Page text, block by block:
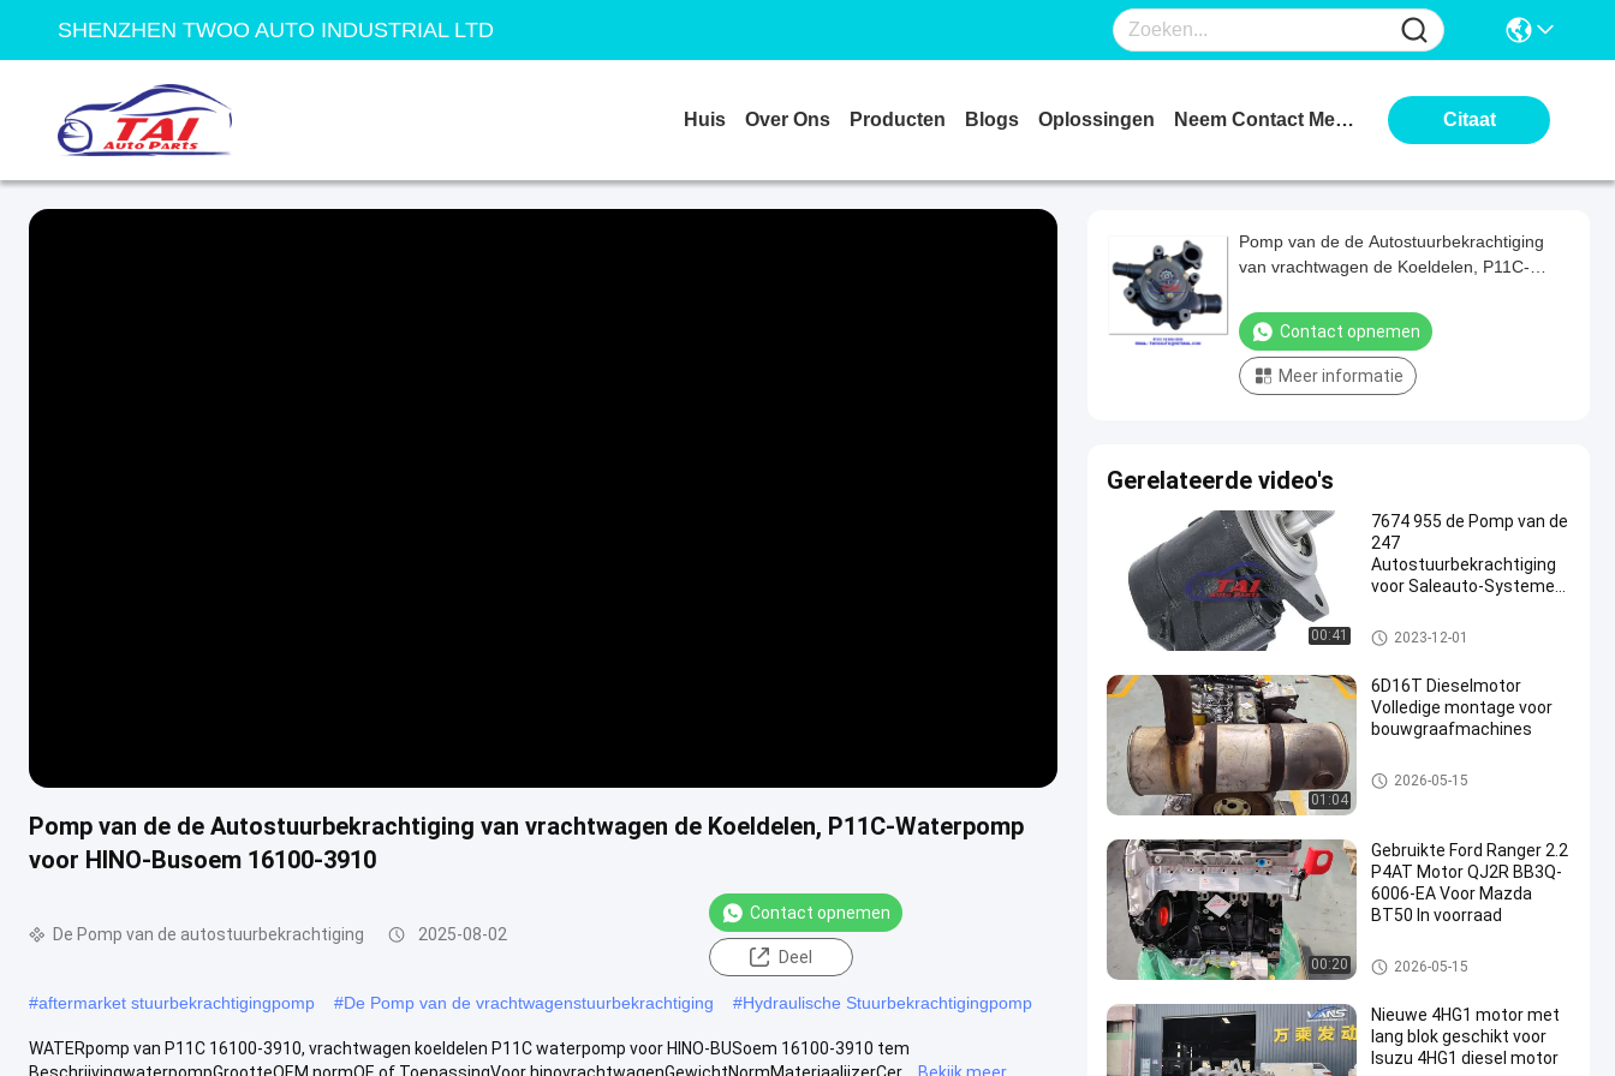
SHENZHEN TWOO AUTO INDUSTRIAL LTD
Huis Over Ons Producten Blogs Oplossingen Neem Contact Met Ons Op Citaat
Pomp van de de Autostuurbekrachtiging van vrachtwagen de Koeldelen, P11C-Waterpomp
voor HINO-Busoem 16100-3910
De Pomp van de autostuurbekrachtiging 2025-08-02
Contact opnemen
Deel
#aftermarket stuurbekrachtigingpomp #De Pomp van de vrachtwagenstuurbekrachtiging #Hydraulische Stuurbekrachtigingpomp
WATERpomp van P11C 16100-3910, vrachtwagen koeldelen P11C waterpomp voor HINO-BUSoem 16100-3910 tem
BeschrijvingwaterpompGrootteOEM normOE of ToepassingVoor hinovrachtwagenGewichtNormMateriaalijzerCer...
Bekijk meer
Pomp van de de Autostuurbekrachtiging
van vrachtwagen de Koeldelen, P11C-
3910
Contact opnemen
Meer informatie
Gerelateerde video's
00:41
7674 955 de Pomp van de
247
Autostuurbekrachtiging
voor Saleauto-Systemen
Automotor
De Pomp van de autostuurbekr
achtiging
2023-12-01
01:04
6D16T Dieselmotor
Volledige montage voor
bouwgraafmachines
Japanse Motoronderdelen
2026-05-15
00:20
Gebruikte Ford Ranger 2.2
P4AT Motor QJ2R BB3Q-
6006-EA Voor Mazda
BT50 In voorraad
Japanse Motoronderdelen
2026-05-15
Nieuwe 4HG1 motor met
lang blok geschikt voor
Isuzu 4HG1 diesel motor